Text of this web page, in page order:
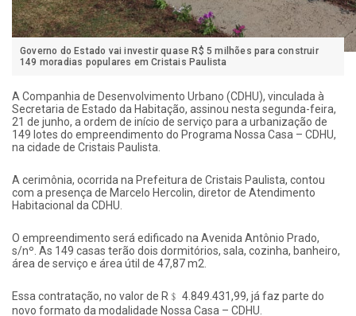
Governo do Estado vai investir quase R$ 5 milhões para construir
149 moradias populares em Cristais Paulista
A Companhia de Desenvolvimento Urbano (CDHU), vinculada à
Secretaria de Estado da Habitação, assinou nesta segunda-feira,
21 de junho, a ordem de início de serviço para a urbanização de
149 lotes do empreendimento do Programa Nossa Casa – CDHU,
na cidade de Cristais Paulista.
A cerimônia, ocorrida na Prefeitura de Cristais Paulista, contou
com a presença de Marcelo Hercolin, diretor de Atendimento
Habitacional da CDHU.
O empreendimento será edificado na Avenida Antônio Prado,
s/nº. As 149 casas terão dois dormitórios, sala, cozinha, banheiro,
área de serviço e área útil de 47,87 m2.
Essa contratação, no valor de R﹩ 4.849.431,99, já faz parte do
novo formato da modalidade Nossa Casa – CDHU.